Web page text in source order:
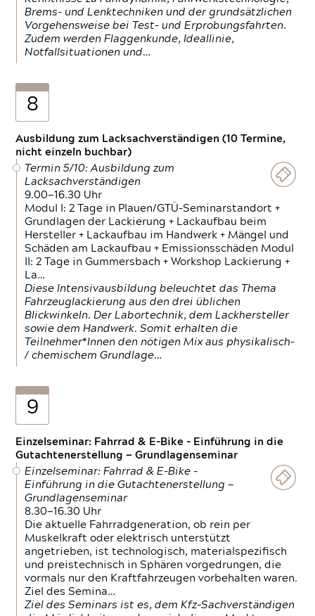
Brems- und Lenktechniken und der grundsätzlichen
Vorgehensweise bei Test- und Erprobungsfahrten.
Zudem werden Flaggenkunde, Ideallinie,
Notfallsituationen und…
8
Ausbildung zum Lacksachverständigen (10 Termine,
nicht einzeln buchbar)
Termin 5/10: Ausbildung zum
Lacksachverständigen
9.00—16.30 Uhr
Modul I: 2 Tage in Plauen/GTÜ-Seminarstandort +
Grundlagen der Lackierung + Lackaufbau beim
Hersteller + Lackaufbau im Handwerk + Mängel und
Schäden am Lackaufbau + Emissionsschäden Modul
II: 2 Tage in Gummersbach + Workshop Lackierung +
La…
Diese Intensivausbildung beleuchtet das Thema
Fahrzeuglackierung aus den drei üblichen
Blickwinkeln. Der Labortechnik, dem Lackhersteller
sowie dem Handwerk. Somit erhalten die
Teilnehmer*Innen den nötigen Mix aus physikalisch-
/ chemischem Grundlage…
9
Einzelseminar: Fahrrad & E-Bike - Einführung in die
Gutachtenerstellung — Grundlagenseminar
Einzelseminar: Fahrrad & E-Bike -
Einführung in die Gutachtenerstellung —
Grundlagenseminar
8.30—16.30 Uhr
Die aktuelle Fahrradgeneration, ob rein per
Muskelkraft oder elektrisch unterstützt
angetrieben, ist technologisch, materialspezifisch
und preistechnisch in Sphären vorgedrungen, die
vormals nur den Kraftfahrzeugen vorbehalten waren.
Ziel des Semina…
Ziel des Seminars ist es, dem Kfz-Sachverständigen